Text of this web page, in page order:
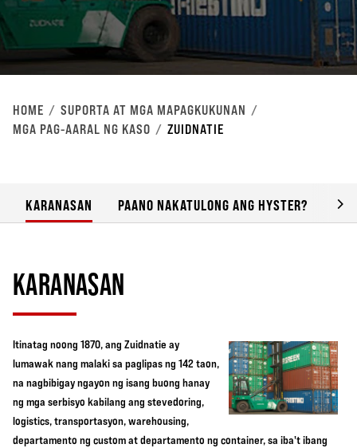
HOME
‎SUPORTA AT MGA MAPAGKUKUNAN
MGA PAG-AARAL NG KASO
ZUIDNATIE
KARANASAN PAANO NAKATULONG ANG HYSTER?
KARANASAN
Itinatag noong 1870, ang Zuidnatie ay
lumawak nang malaki sa paglipas ng 142 taon,
na nagbibigay ngayon ng isang buong hanay
ng mga serbisyo kabilang ang stevedoring,
logistics, transportasyon, warehousing,
departamento ng custom at departamento ng container, sa iba't ibang